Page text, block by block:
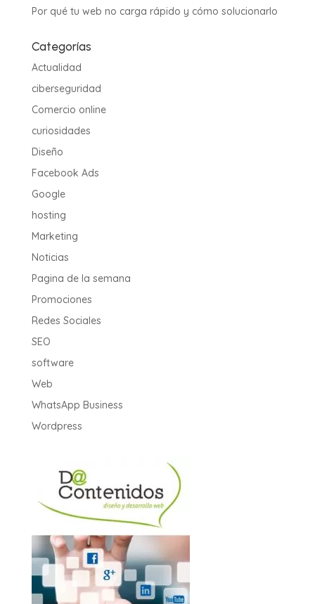
Por qué tu web no carga rápido y cómo solucionarlo
Categorías
Actualidad
ciberseguridad
Comercio online
curiosidades
Diseño
Facebook Ads
Google
hosting
Marketing
Noticias
Pagina de la semana
Promociones
Redes Sociales
SEO
software
Web
WhatsApp Business
Wordpress